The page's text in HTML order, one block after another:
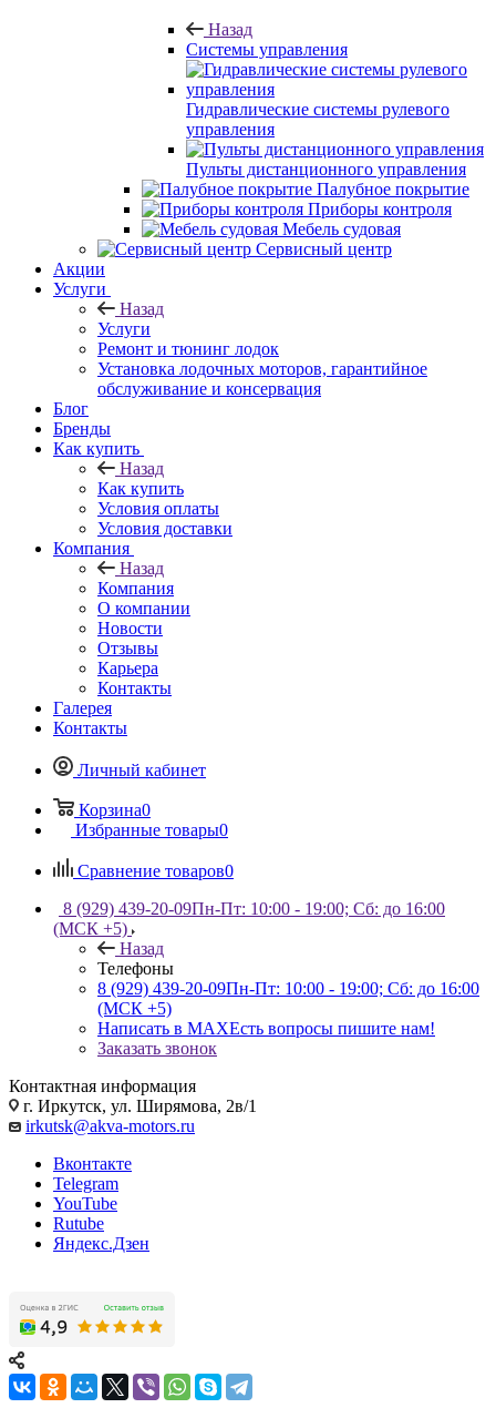
Назад
Системы управления
Гидравлические системы рулевого
управления
Пульты дистанционного управления
Палубное покрытие
Приборы контроля
Мебель судовая
Сервисный центр
Акции
Услуги
Назад
Услуги
Ремонт и тюнинг лодок
Установка лодочных моторов, гарантийное
обслуживание и консервация
Блог
Бренды
Как купить
Назад
Как купить
Условия оплаты
Условия доставки
Компания
Назад
Компания
О компании
Новости
Отзывы
Карьера
Контакты
Галерея
Контакты
Личный кабинет
Корзина0
Избранные товары0
Сравнение товаров0
8 (929) 439-20-09Пн-Пт: 10:00 - 19:00; Сб: до 16:00
(МСК +5)
Назад
Телефоны
8 (929) 439-20-09Пн-Пт: 10:00 - 19:00; Сб: до 16:00
(МСК +5)
Написать в MAXЕсть вопросы пишите нам!
Заказать звонок
Контактная информация
г. Иркутск, ул. Ширямова, 2в/1
irkutsk@akva-motors.ru
Вконтакте
Telegram
YouTube
Rutube
Яндекс.Дзен